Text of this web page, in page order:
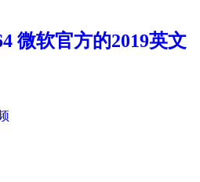
微软官方的2019英文